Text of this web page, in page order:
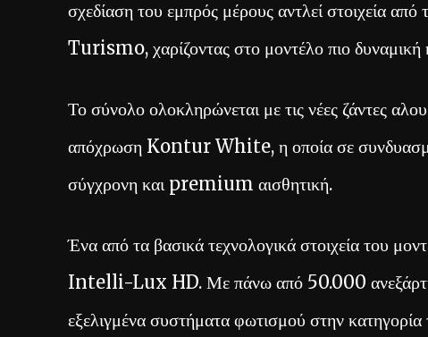
σχεδίαση του εμπρός μέρους αντλεί
Turismo, χαρίζοντας στο μοντέλο πιο δυναμική
Το σύνολο ολοκληρώνεται με τις νέες ζάντες
απόχρωση Kontur White, η οποία σε συνδυασμό
σύγχρονη και premium αισθητική.
Ένα από τα βασικά τεχνολογικά στοιχεία του
Intelli-Lux HD. Με πάνω από 50.000
εξελιγμένα συστήματα φωτισμού στην